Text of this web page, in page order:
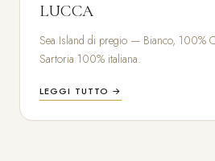
LUCCA
Sea Island di pregio — Bianco, 100%
Sartoria 100% italiana.
LEGGI TUTTO →